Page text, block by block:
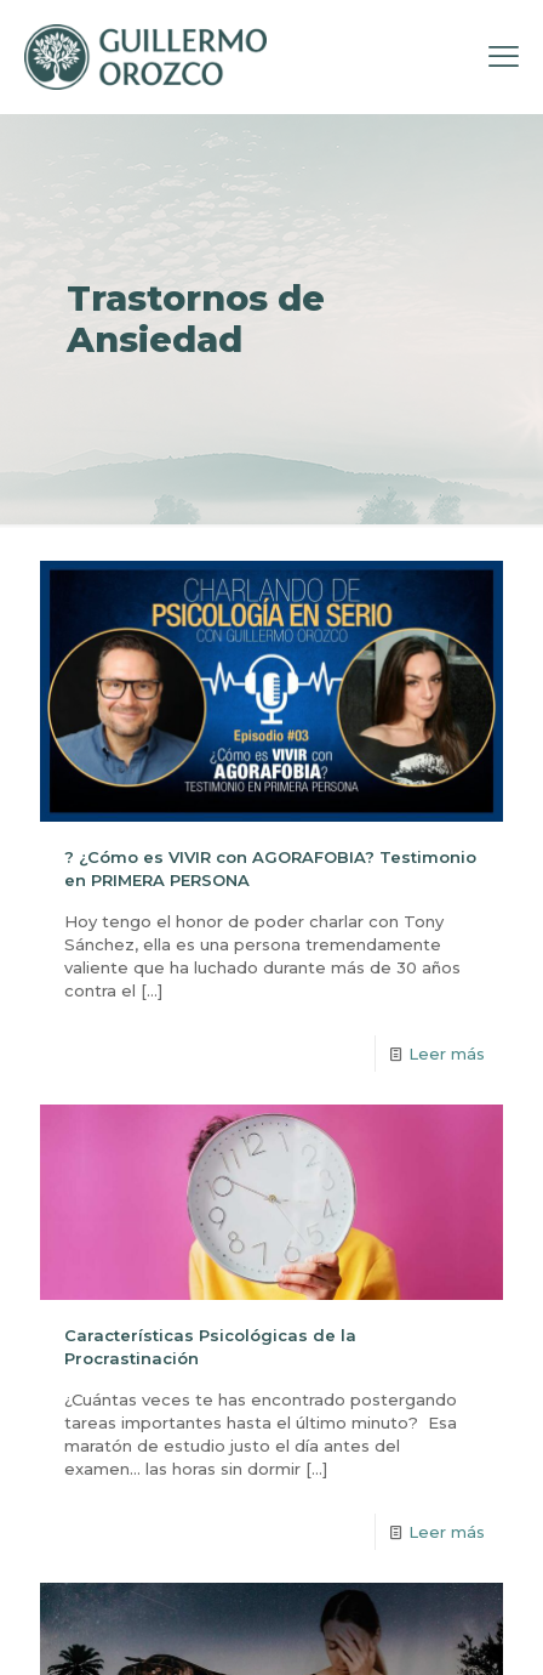
Trastornos de
Ansiedad
? ¿Cómo es VIVIR con AGORAFOBIA? Testimonio
en PRIMERA PERSONA
Hoy tengo el honor de poder charlar con Tony
Sánchez, ella es una persona tremendamente
valiente que ha luchado durante más de 30 años
contra el […]
Leer más
Características Psicológicas de la
Procrastinación
¿Cuántas veces te has encontrado postergando
tareas importantes hasta el último minuto? Esa
maratón de estudio justo el día antes del
examen… las horas sin dormir […]
Leer más